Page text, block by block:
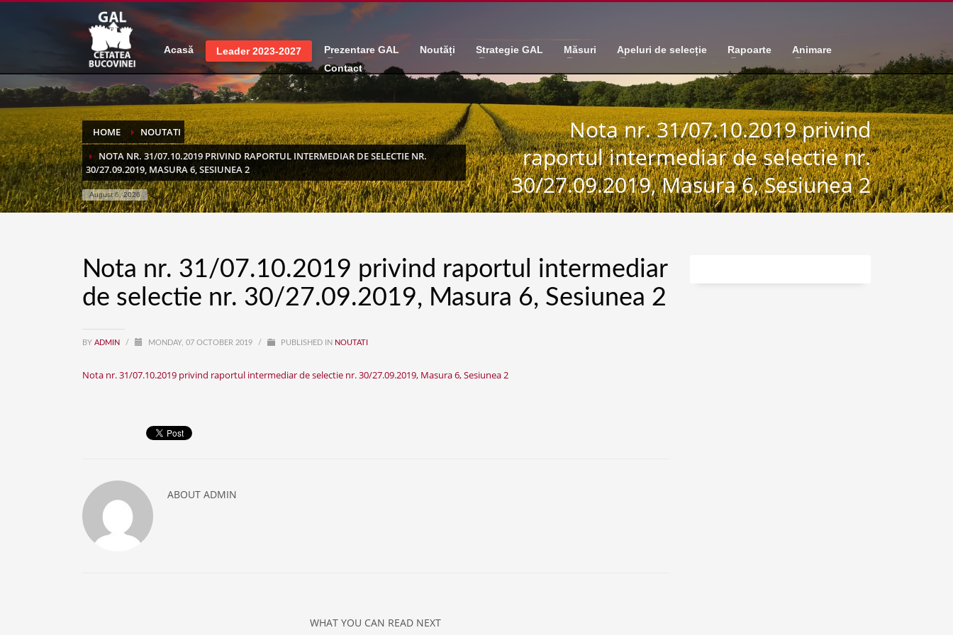
Acasă Leader 2023-2027 Prezentare GAL Noutăți Strategie GAL Măsuri Apeluri de selecție Rapoarte
Animare
Contact
HOME
NOUTATI
NOTA NR. 31/07.10.2019 PRIVIND RAPORTUL INTERMEDIAR DE SELECTIE NR.
30/27.09.2019, MASURA 6, SESIUNEA 2
August 6, 2026
Nota nr. 31/07.10.2019 privind
raportul intermediar de selectie nr.
30/27.09.2019, Masura 6, Sesiunea 2
Nota nr. 31/07.10.2019 privind raportul intermediar
de selectie nr. 30/27.09.2019, Masura 6, Sesiunea 2
BY ADMIN / MONDAY, 07 OCTOBER 2019 / PUBLISHED IN NOUTATI
Nota nr. 31/07.10.2019 privind raportul intermediar de selectie nr. 30/27.09.2019, Masura 6, Sesiunea 2
ABOUT ADMIN
WHAT YOU CAN READ NEXT